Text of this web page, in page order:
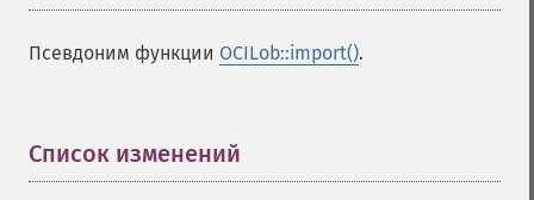
Псевдоним функции OCILob::import().
Список изменений